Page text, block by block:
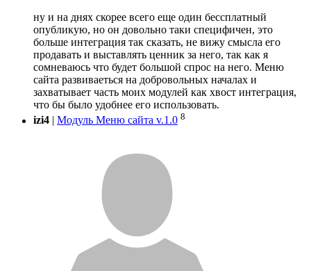
ну и на днях скорее всего еще один бессплатный
опубликую, но он довольно таки специфичен, это
больше интеграция так сказать, не вижу смысла его
продавать и выставлять ценник за него, так как я
сомневаюсь что будет большой спрос на него. Меню
сайта развиваеться на добровольных началах и
захватывает часть моих модулей как хвост интеграция,
что бы было удобнее его использовать.
izi4
Модуль Меню сайта v.1.0 8